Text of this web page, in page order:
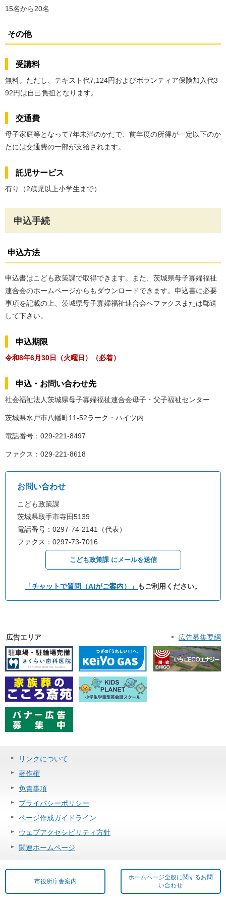
15名から20名
その他
受講料
無料。ただし、テキスト代7,124円およびボランティア保険加入代3
92円は自己負担となります。
交通費
母子家庭等となって7年未満のかたで、前年度の所得が一定以下のか
たには交通費の一部が支給されます。
託児サービス
有り（2歳児以上小学生まで）
申込手続
申込方法
申込書はこども政策課で取得できます。また、茨城県母子寡婦福祉
連合会のホームページからもダウンロードできます。申込書に必要
事項を記載の上、茨城県母子寡婦福祉連合会へファクスまたは郵送
して下さい。
申込期限
令和8年6月30日（火曜日）（必着）
申込・お問い合わせ先
社会福祉法人茨城県母子寡婦福祉連合会母子・父子福祉センター
茨城県水戸市八幡町11-52ラーク・ハイツ内
電話番号：029-221-8497
ファクス：029-221-8618
お問い合わせ
こども政策課
茨城県取手市寺田5139
電話番号：0297-74-2141（代表）
ファクス：0297-73-7016
こども政策課 にメールを送信
「チャットで質問（AIがご案内）」 もご利用ください。
広告エリア 広告募集要綱
リンクについて
著作権
免責事項
プライバシーポリシー
ページ作成ガイドライン
ウェブアクセシビリティ方針
関連ホームページ
市役所庁舎案内
ホームページ全般に関するお問
い合わせ